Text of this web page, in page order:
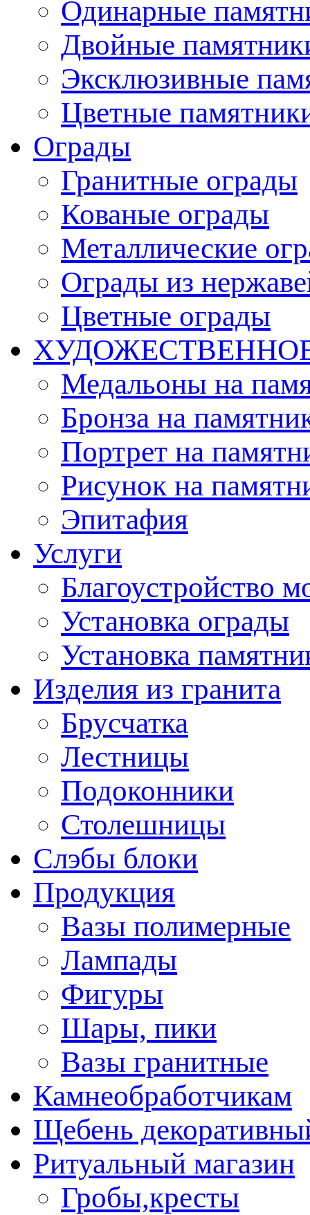
Одинарные
Двойные
Эксклюзивные
Цветные
Ограды
Гранитные ограды
Кованые ограды
Металлические
Ограды из
Цветные ограды
Медальоны на
Бронза на
Портрет на
Рисунок на
Эпитафия
Услуги
Благоустройство
Установка ограды
Установка
Изделия из гранита
Брусчатка
Лестницы
Подоконники
Столешницы
Слэбы блоки
Продукция
Вазы полимерные
Лампады
Фигуры
Шары, пики
Вазы гранитные
Камнеобработчикам
Щебень
Ритуальный магазин
Гробы,кресты